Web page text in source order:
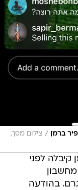
ברמן / צילום מסך,
לפני
בהודעה